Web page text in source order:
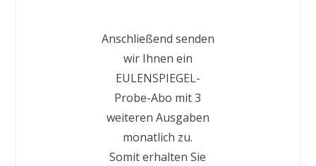
Anschließend senden
wir Ihnen ein
EULENSPIEGEL-
Probe-Abo mit 3
weiteren Ausgaben
monatlich zu.
Somit erhalten Sie